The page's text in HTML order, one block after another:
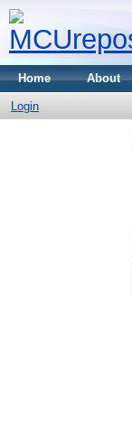
Home About
Login